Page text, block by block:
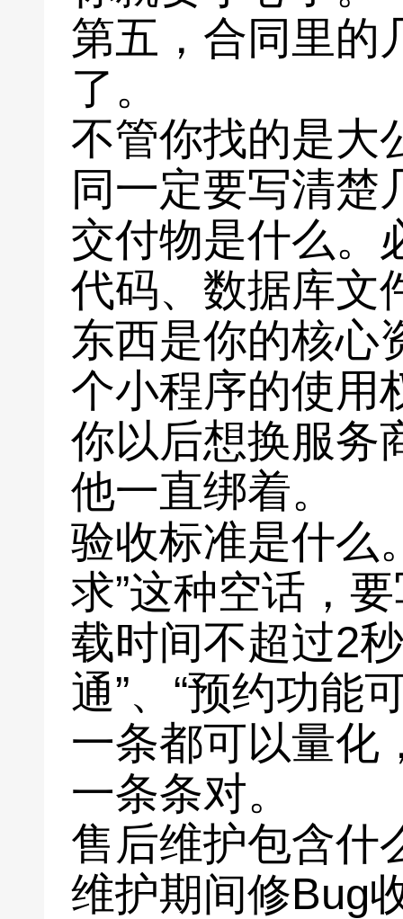
第五，合同里的
了。
不管你找的是大
同一定要写清楚
交付物是什么。
代码、数据库文
东西是你的核心
个小程序的使用
你以后想换服务
他一直绑着。
验收标准是什么
求”这种空话，
载时间不超过2
通”、“预约功能
一条都可以量化
一条条对。
售后维护包含什
维护期间修Bug